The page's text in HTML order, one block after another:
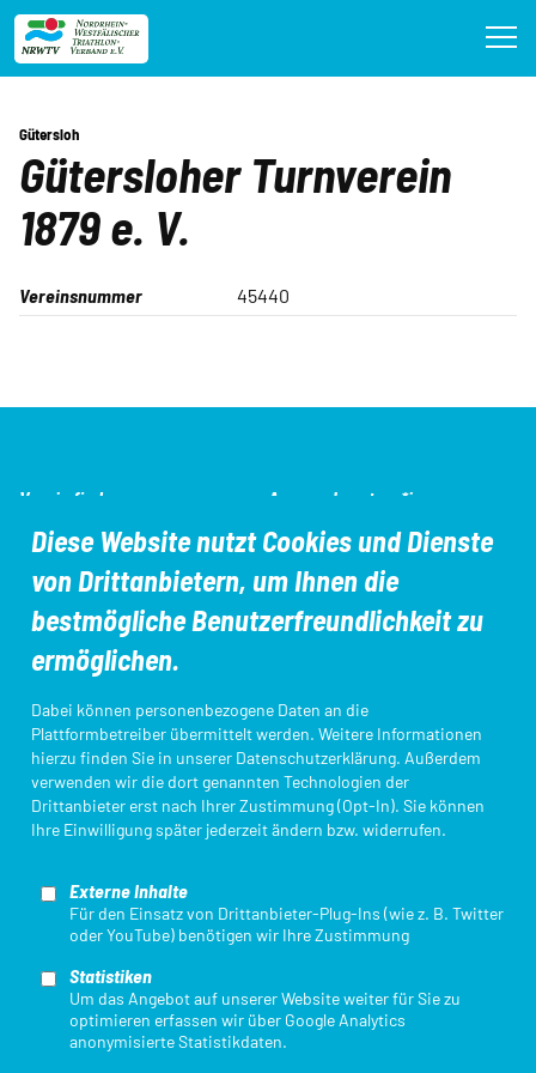
Diese Website nutzt Cookies und Dienste
von Drittanbietern, um Ihnen die
bestmögliche Benutzerfreundlichkeit zu
ermöglichen.
Dabei können personenbezogene Daten an die
Plattformbetreiber übermittelt werden. Weitere Informationen
hierzu finden Sie in unserer Datenschutzerklärung. Außerdem
verwenden wir die dort genannten Technologien der
Drittanbieter erst nach Ihrer Zustimmung (Opt-In). Sie können
Ihre Einwilligung später jederzeit ändern bzw. widerrufen.
Externe Inhalte
Für den Einsatz von Drittanbieter-Plug-Ins (wie z. B. Twitter
oder YouTube) benötigen wir Ihre Zustimmung
Statistiken
Um das Angebot auf unserer Website weiter für Sie zu
optimieren erfassen wir über Google Analytics
anonymisierte Statistikdaten.
Direkt
zum
Inhalt
Gütersloh
Gütersloher Turnverein
1879 e. V.
Vereinsnummer 45440
SEO-
Navigation
Verein finden Ansprechpartner*innen
Aus- und Fortbildungen DTU-Startpass/App
Login Startpassdatenbank Triathlon Einstieg
Mit finanzieller Unterstützung des Landes Nordrhein-Westfalen und des
Europäischen Sozialfonds / REACT-EU als Teil der Reaktion der Union auf
die COVID-19-Pandemie.